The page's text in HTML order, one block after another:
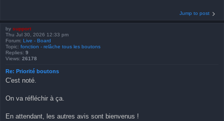
Jump to post
by support
Thu Jul 30, 2026 12:33 pm
Forum: Live - Board
Topic: fonction - relâche tous les boutons
Replies: 9
Views: 26178
Re: Priorité boutons
C'est noté.
On va réfléchir à ça.
En attendant, les autres avis sont bienvenus !